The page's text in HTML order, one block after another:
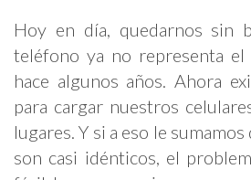
Hoy en día, quedarnos sin
teléfono ya no representa el
hace algunos años. Ahora
para cargar nuestros
lugares. Y si a eso le
son casi idénticos, el